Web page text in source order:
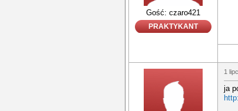
Gość: czaro421
PRAKTYKANT
1
ja